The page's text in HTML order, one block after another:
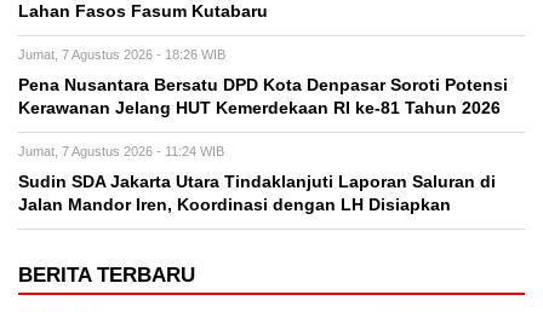
Lahan Fasos Fasum Kutabaru
Jumat, 7 Agustus 2026 - 18:26 WIB
Pena Nusantara Bersatu DPD Kota Denpasar Soroti Potensi
Kerawanan Jelang HUT Kemerdekaan RI ke-81 Tahun 2026
Jumat, 7 Agustus 2026 - 11:24 WIB
Sudin SDA Jakarta Utara Tindaklanjuti Laporan Saluran di
Jalan Mandor Iren, Koordinasi dengan LH Disiapkan
BERITA TERBARU